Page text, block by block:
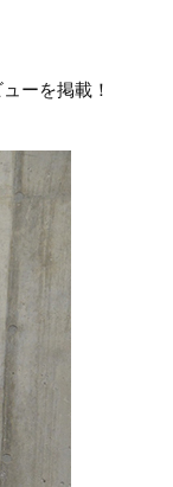
ーを掲載！